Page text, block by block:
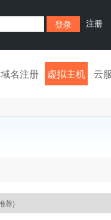
注册
域名注册 虚拟主机 云